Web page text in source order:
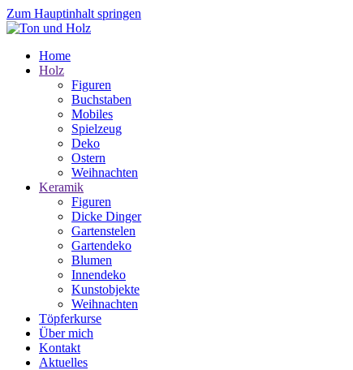
Zum Hauptinhalt springen
Home
Holz
Figuren
Buchstaben
Mobiles
Spielzeug
Deko
Ostern
Weihnachten
Keramik
Figuren
Dicke Dinger
Gartenstelen
Gartendeko
Blumen
Innendeko
Kunstobjekte
Weihnachten
Töpferkurse
Über mich
Kontakt
Aktuelles